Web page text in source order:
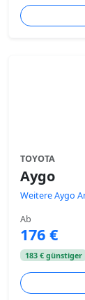
TOYOTA
Aygo
Weitere Aygo
Ab
176 €
183 € günstiger